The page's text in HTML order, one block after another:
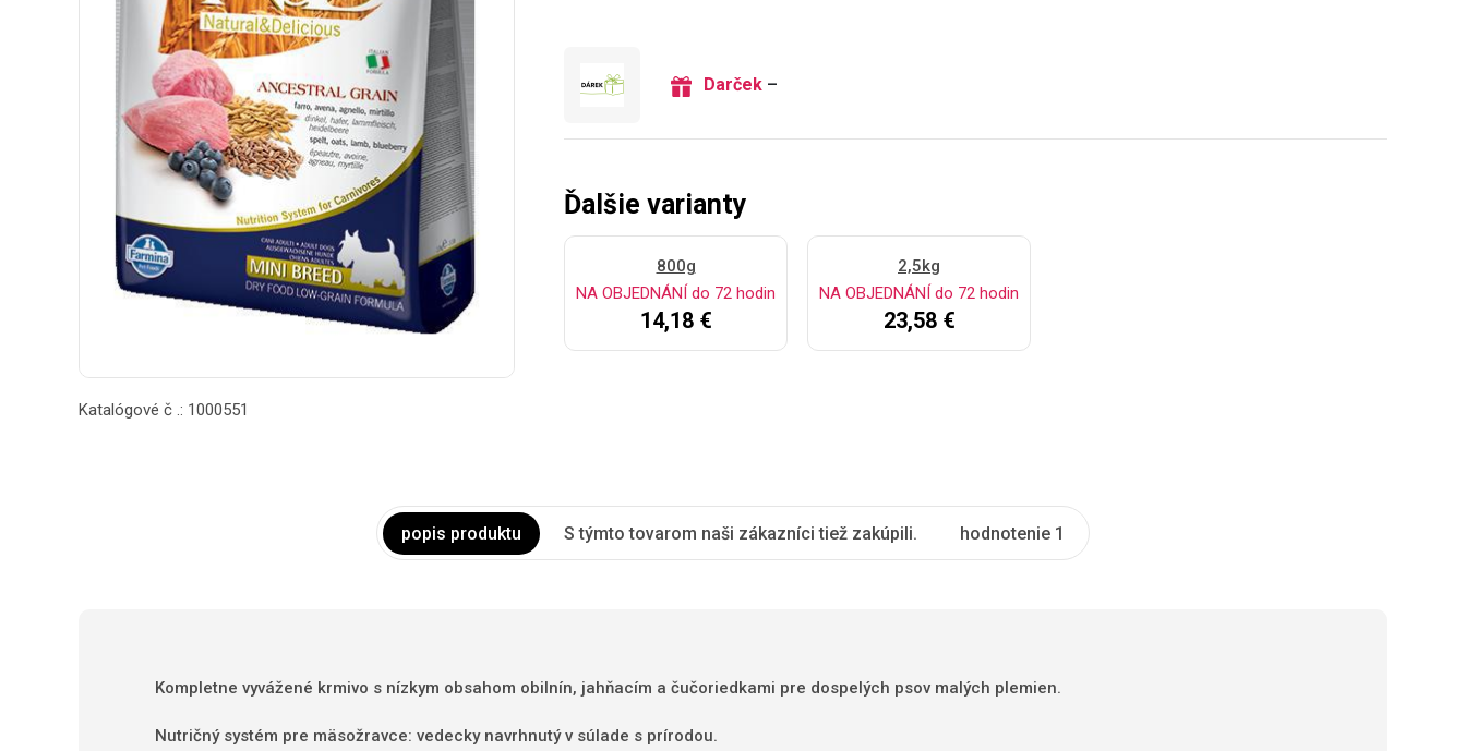
Katalógové č .: 1000551
Darček –
Ďalšie varianty
800g
NA OBJEDNÁNÍ do 72 hodin
14,18 €
2,5kg
NA OBJEDNÁNÍ do 72 hodin
23,58 €
popis produktu S týmto tovarom naši zákazníci tiež zakúpili. hodnotenie 1
Kompletne vyvážené krmivo s nízkym obsahom obilnín, jahňacím a čučoriedkami pre dospelých psov malých plemien.
Nutričný systém pre mäsožravce: vedecky navrhnutý v súlade s prírodou.